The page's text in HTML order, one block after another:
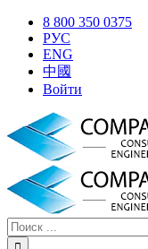
Skip
content
Facebook
YouTube
Instagram8 800 350 0375
РУС
ENG
中國
Войти
Результат
поиска: